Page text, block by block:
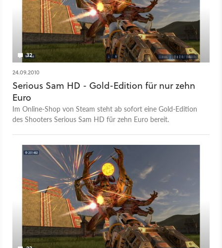
32
24.09.2010
Serious Sam HD - Gold-Edition für nur zehn
Euro
Im Online-Shop von Steam steht ab sofort eine Gold-Edition
des Shooters Serious Sam HD für zehn Euro bereit.